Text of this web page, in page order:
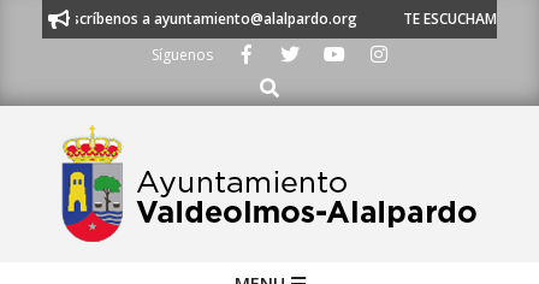
escríbenos a ayuntamiento@alalpardo.org
TE ESCUCHAMOS -
Síguenos
Buscar